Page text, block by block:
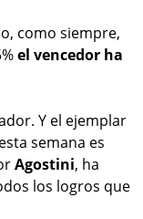
como siempre,
el vencedor ha
Y el ejemplar
semana es
Agostini, ha
los logros que